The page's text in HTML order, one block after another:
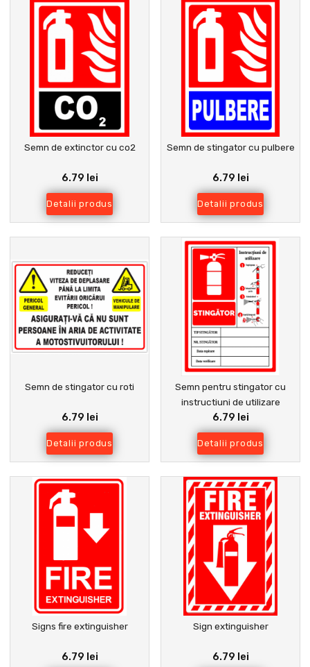
Semn de extinctor cu co2
6.79 lei
Detalii produs
Semn de stingator cu pulbere
6.79 lei
Detalii produs
Semn de stingator cu roti
6.79 lei
Detalii produs
Semn pentru stingator cu
instructiuni de utilizare
6.79 lei
Detalii produs
Signs fire extinguisher
6.79 lei
Sign extinguisher
6.79 lei